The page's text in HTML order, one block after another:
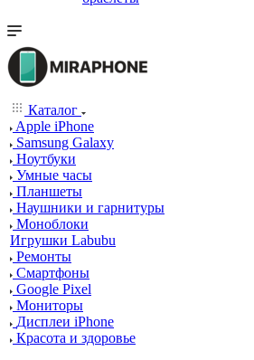
Каталог
Apple iPhone
Samsung Galaxy
Ноутбуки
Умные часы
Планшеты
Наушники и гарнитуры
Моноблоки
Игрушки Labubu
Ремонты
Смартфоны
Google Pixel
Мониторы
Дисплеи iPhone
Красота и здоровье